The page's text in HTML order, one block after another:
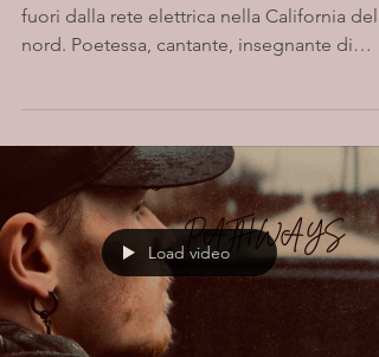
fuori dalla rete elettrica nella California del
nord. Poetessa, cantante, insegnante di
Load video